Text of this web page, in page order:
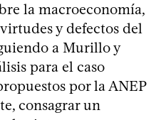
la macroeconomía,
y defectos del
a Murillo y
para el caso
por la ANEP
consagrar un